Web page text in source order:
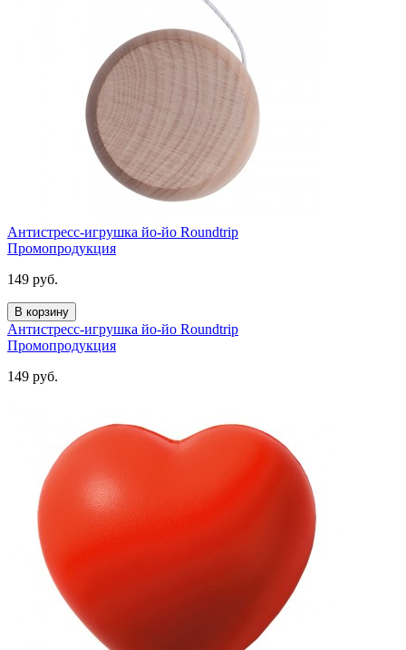
Антистресс-игрушка йо-йо Roundtrip
Промопродукция
149 руб.
В корзину
Антистресс-игрушка йо-йо Roundtrip
Промопродукция
149 руб.